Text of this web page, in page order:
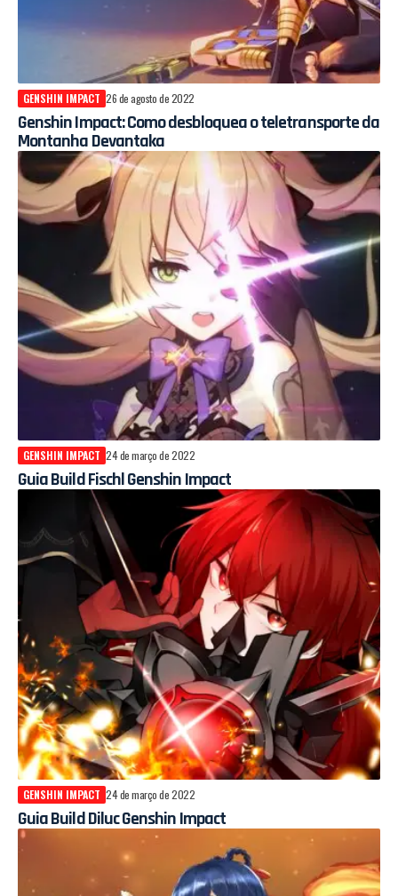
GENSHIN IMPACT 26 de agosto de 2022
Genshin Impact: Como desbloquea o teletransporte da
Montanha Devantaka
GENSHIN IMPACT 24 de março de 2022
Guia Build Fischl Genshin Impact
GENSHIN IMPACT 24 de março de 2022
Guia Build Diluc Genshin Impact